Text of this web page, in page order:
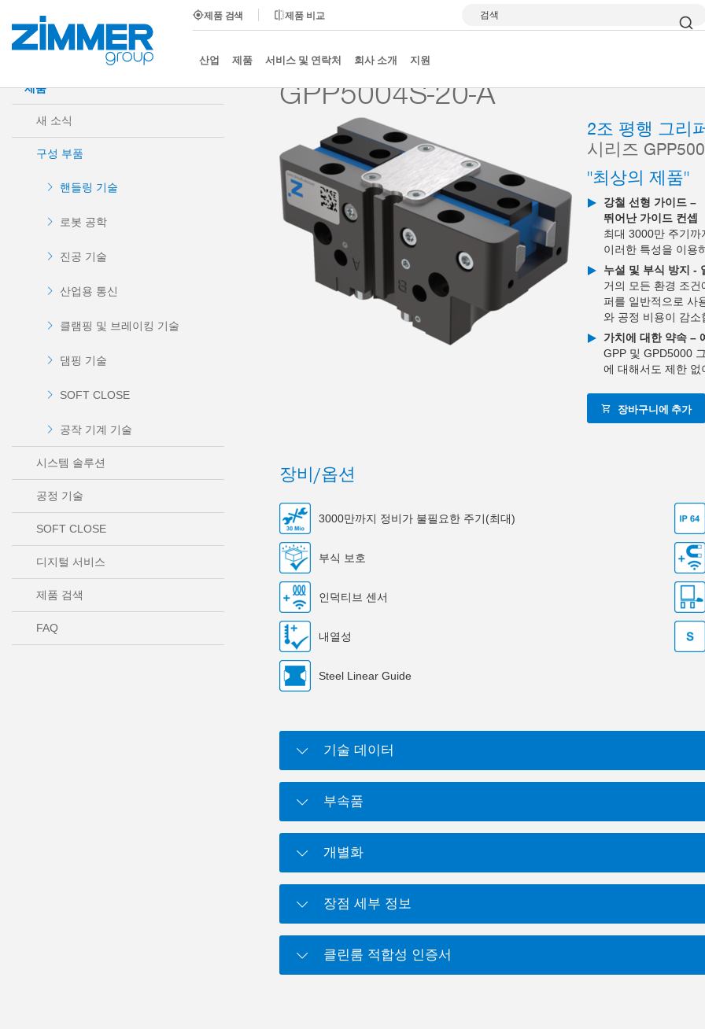
제품 검색 제품 비교 검색
산업 제품 서비스 및 연락처 회사 소개 지원
시작 제품 구성 부품 핸들링 기술 2-조 평행 그리퍼 시리즈 GPP5000 GPP5004S-20-A
제품
새 소식
구성 부품
핸들링 기술
로봇 공학
진공 기술
산업용 통신
클램핑 및 브레이킹 기술
댐핑 기술
SOFT CLOSE
공작 기계 기술
시스템 솔루션
공정 기술
SOFT CLOSE
디지털 서비스
제품 검색
FAQ
GPP5004S-20-A
2조 평행 그리
시리즈
"최상의 제품"
강철 선형 가이드 –
뛰어난 가이드 컨셉
최대 3000만 주기까
이러한 특성을 이용
누설 및 부식 방지 -
거의 모든 환경 조
퍼를 일반적으로 사
와 공정 비용이 감소
가치에 대한 약속 –
GPP 및 GPD5000
에 대해서도 제한
장바구니에 추가
장비/옵션
3000만까지 정비가 불필요한 주기(최대)
부식 보호
인덕티브 센서
내열성
Steel Linear Guide
기술 데이터
부속품
개별화
장점 세부 정보
클린룸 적합성 인증서